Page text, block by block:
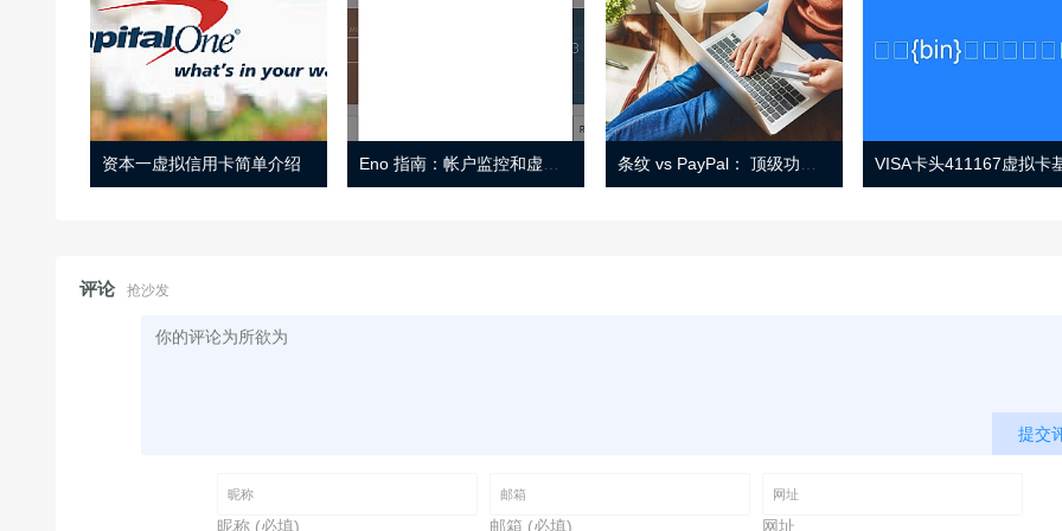
资本一虚拟信用卡简单介绍
评论 抢沙发
提交
昵称 (必填) 邮箱 (必填) 网址